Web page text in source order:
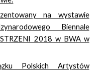
na wystawie
Biennale
2018 w BWA w
Polskich Artystów